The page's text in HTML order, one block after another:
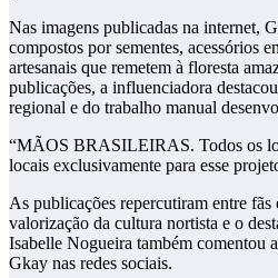
Nas imagens publicadas na internet,
compostos por sementes, acessórios
artesanais que remetem à floresta
publicações, a influenciadora
regional e do trabalho manual
“MÃOS BRASILEIRAS. Todos os
locais exclusivamente para esse
As publicações repercutiram entre fãs
valorização da cultura nortista e o
Isabelle Nogueira também comentou
Gkay nas redes sociais.